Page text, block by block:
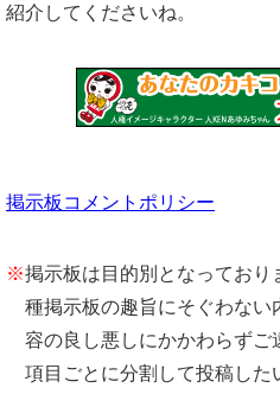
紹介してくださいね。
掲示板コメントポリシー
※掲示板は目的別となってお
種掲示板の趣旨にそぐわな
容の良し悪しにかかわらず
項目ごとに分割して投稿した